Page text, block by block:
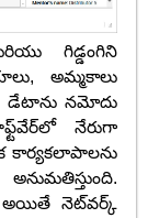
గిడ్డంగిని
అమ్మకాలు
డేటాను నమోదు
నేరుగా
కార్యకలాపాలను
అయితే నెట్‌వర్క్